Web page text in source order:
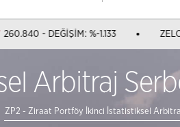
260.840 - DEĞİŞİM: %-1.133
Arbitraj
ZP2 - Ziraat Portföy İkinci İstatistiksel